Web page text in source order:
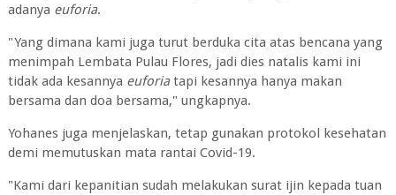
adanya euforia.
"Yang dimana kami juga turut berduka cita atas bencana yang
menimpah Lembata Pulau Flores, jadi dies natalis kami ini
tidak ada kesannya euforiatapi kesannya hanya makan
bersama dan doa bersama," ungkapnya.
Yohanes juga menjelaskan, tetap gunakan protokol kesehatan
demi memutuskan mata rantai Covid-19.
"Kami dari kepanitian sudah melakukan surat ijin kepada tuan